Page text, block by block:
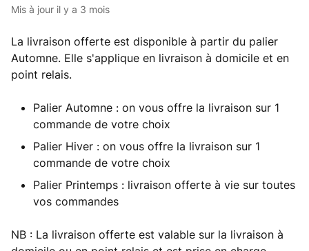
Mis à jour il y a 3 mois
La livraison offerte est disponible à partir du palier
Automne. Elle s'applique en livraison à domicile et en
point relais.
Palier Automne : on vous offre la livraison sur 1
commande de votre choix
Palier Hiver : on vous offre la livraison sur 1
commande de votre choix
Palier Printemps : livraison offerte à vie sur toutes
vos commandes
NB : La livraison offerte est valable sur la livraison à